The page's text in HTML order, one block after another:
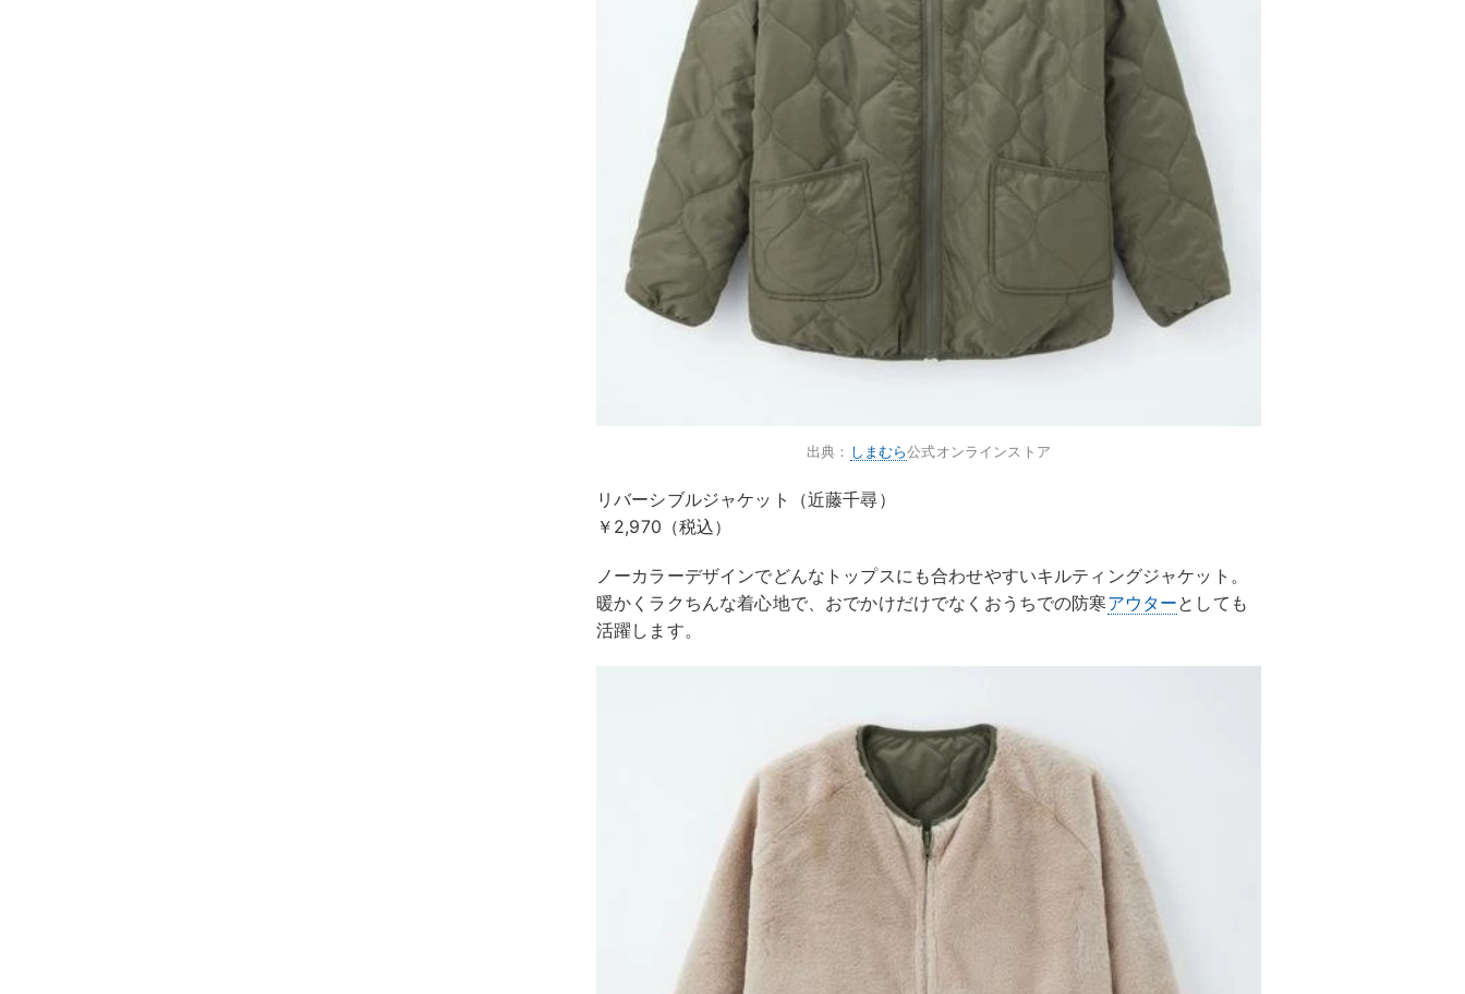
出典： しまむら公式オンラインストア
リバーシブルジャケット（近藤千尋）
￥2,970（税込）
ノーカラーデザインでどんなトップスにも合わせやすいキルティングジャケット。
暖かくラクちんな着心地で、おでかけだけでなくおうちでの防寒アウターとしても
活躍します。